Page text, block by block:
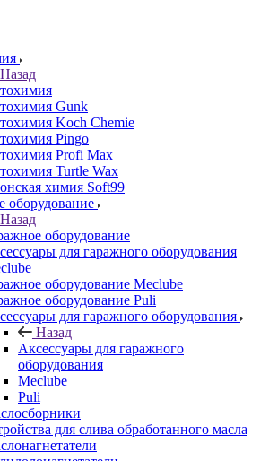
Назад
Gunk
Koch Chemie
Pingo
Profi Max
Turtle Wax
химия Soft99
оборудование
Назад
оборудование
для гаражного оборудования
оборудование Meclube
оборудование Puli
для гаражного оборудования
Назад
Аксессуары для гаражного
оборудования
Meclube
Puli
для слива обработанного масла